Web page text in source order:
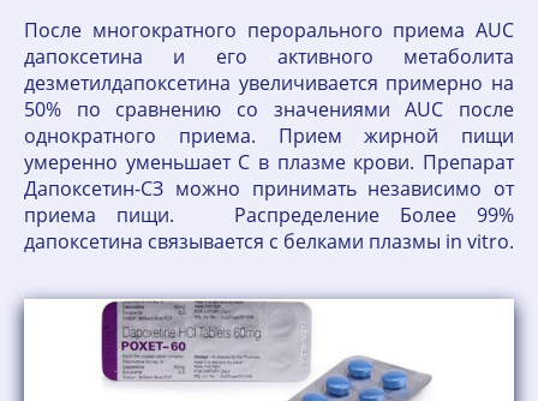
После многократного перорального приема AUC
дапоксетина и его активного метаболита
дезметилдапоксетина увеличивается примерно на
50% по сравнению со значениями AUC после
однократного приема. Прием жирной пищи
умеренно уменьшает C в плазме крови. Препарат
Дапоксетин-СЗ можно принимать независимо от
приема пищи. Распределение Более 99%
дапоксетина связывается с белками плазмы in vitro.